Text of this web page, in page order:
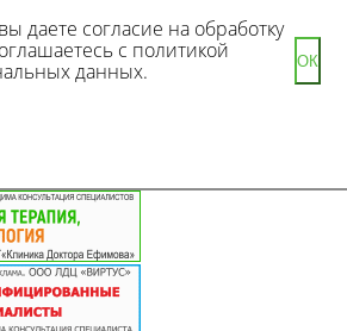
даете согласие на обработку
с политикой
данных.
ОК